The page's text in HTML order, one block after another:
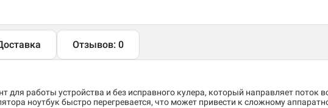
Отзывов: 0
для работы устройства и без исправного кулера, который направляет поток
ноутбук быстро перегревается, что может привести к сложному